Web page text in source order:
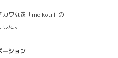
カワな家「moikoti」の
た。
ーション